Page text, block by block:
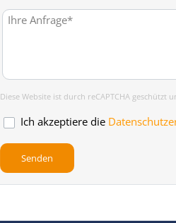
Diese Website ist durch reCAPTCHA geschützt
Ich akzeptiere die